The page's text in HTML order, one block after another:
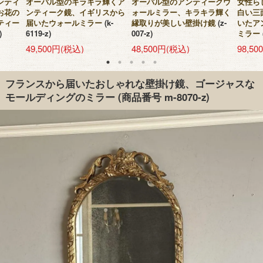
花の
ィー
ンティーク鏡、イギリスから
届いたウォールミラー (k-
6119-z)
49,500円(税込)
ォールミラー、キラキラ輝く
縁取りが美しい壁掛け鏡 (z-
007-z)
48,500円(税込)
白い三
いたア
ミラー
フランスから届いたおしゃれな壁掛け鏡、ゴージャスな
モールディングのミラー(商品番号 m-8070-z)